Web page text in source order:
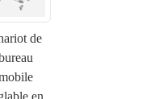
de
en